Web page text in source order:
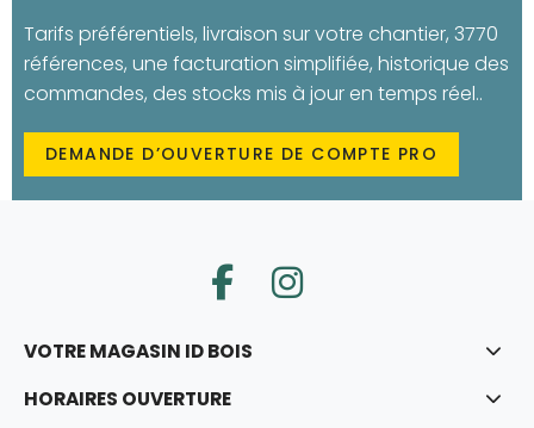
Tarifs préférentiels, livraison sur votre chantier, 3770
références, une facturation simplifiée, historique des
commandes, des stocks mis à jour en temps réel..
DEMANDE D’OUVERTURE DE COMPTE PRO
VOTRE MAGASIN ID BOIS
HORAIRES OUVERTURE